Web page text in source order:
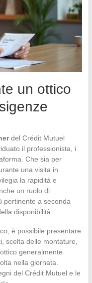
un ottico
del Crédit Mutuel
il professionista, i
Che sia per
una visita in
la rapidità e
un ruolo di
pertinente a seconda
disponibilità.
è possibile presentare
scelta delle montature,
generalmente
nella giornata.
del Crédit Mutuel e le